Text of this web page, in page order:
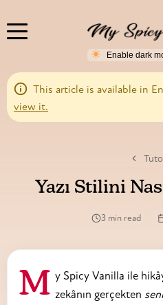
This article is available in
view it.
Yazı Stilini
3 min read
My Spicy Vanilla ile hikâyeler oluştururken, yapay zekânın gerçekten